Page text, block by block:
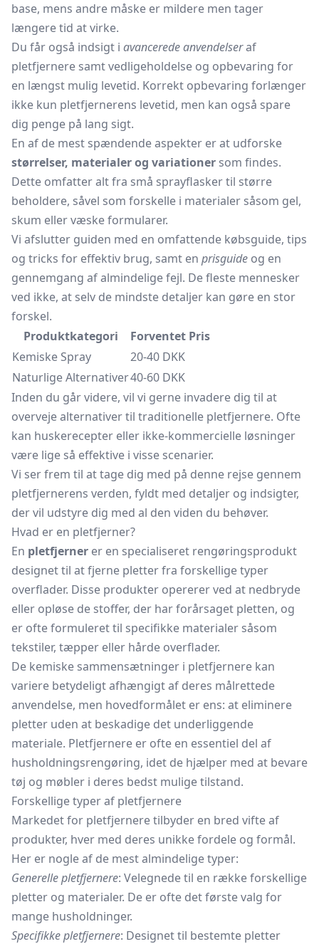
base, mens andre måske er mildere men tager
længere tid at virke.
Du får også indsigt i avancerede anvendelseraf
pletfjernere samt vedligeholdelse og opbevaring for
en længst mulig levetid. Korrekt opbevaring forlænger
ikke kun pletfjernerens levetid, men kan også spare
dig penge på lang sigt.
En af de mest spændende aspekter er at udforske
størrelser, materialer og variationer som findes.
Dette omfatter alt fra små sprayflasker til større
beholdere, såvel som forskelle i materialer såsom gel,
skum eller væske formularer.
Vi afslutter guiden med en omfattende købsguide, tips
og tricks for effektiv brug, samt en prisguide og en
gennemgang af almindelige fejl. De fleste mennesker
ved ikke, at selv de mindste detaljer kan gøre en stor
forskel.
Produktkategori
Forventet Pris
Kemiske Spray
20-40 DKK
Naturlige Alternativer40-60 DKK
Inden du går videre, vil vi gerne invadere dig til at
overveje alternativer til traditionelle pletfjernere. Ofte
kan huskerecepter eller ikke-kommercielle løsninger
være lige så effektive i visse scenarier.
Vi ser frem til at tage dig med på denne rejse gennem
pletfjernerens verden, fyldt med detaljer og indsigter,
der vil udstyre dig med al den viden du behøver.
Hvad er en pletfjerner?
En pletfjerner er en specialiseret rengøringsprodukt
designet til at fjerne pletter fra forskellige typer
overflader. Disse produkter opererer ved at nedbryde
eller opløse de stoffer, der har forårsaget pletten, og
er ofte formuleret til specifikke materialer såsom
tekstiler, tæpper eller hårde overflader.
De kemiske sammensætninger i pletfjernere kan
variere betydeligt afhængigt af deres målrettede
anvendelse, men hovedformålet er ens: at eliminere
pletter uden at beskadige det underliggende
materiale. Pletfjernere er ofte en essentiel del af
husholdningsrengøring, idet de hjælper med at bevare
tøj og møbler i deres bedst mulige tilstand.
Forskellige typer af pletfjernere
Markedet for pletfjernere tilbyder en bred vifte af
produkter, hver med deres unikke fordele og formål.
Her er nogle af de mest almindelige typer:
Generelle pletfjernere: Velegnede til en række forskellige
pletter og materialer. De er ofte det første valg for
mange husholdninger.
Specifikke pletfjernere: Designet til bestemte pletter